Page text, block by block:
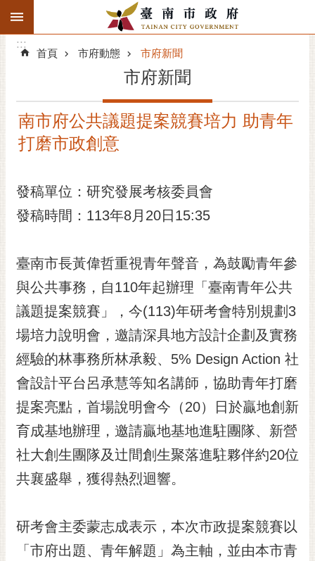
跳到主要內容區塊
搜
階
精彩府城
市府團隊
主題服務
市政資訊
市民互動
黃
偉
哲
螢
光
花
泉
桐
花
網
:::
:::
首頁 市府動態 市府新聞
市府新聞
南市府公共議題提案競賽培力 助青年
打磨市政創意
發稿單位：研究發展考核委員會
發稿時間：113年8月20日15:35
臺南市長黃偉哲重視青年聲音，為鼓勵青年參
與公共事務，自110年起辦理「臺南青年公共
議題提案競賽」，今(113)年研考會特別規劃3
場培力說明會，邀請深具地方設計企劃及實務
經驗的林事務所林承毅、5% Design Action 社
會設計平台呂承慧等知名講師，協助青年打磨
提案亮點，首場說明會今（20）日於贏地創新
育成基地辦理，邀請贏地基地進駐團隊、新營
社大創生團隊及辻間創生聚落進駐夥伴約20位
共襄盛舉，獲得熱烈迴響。
研考會主委蒙志成表示，本次市政提案競賽以
「市府出題、青年解題」為主軸，並由本市青